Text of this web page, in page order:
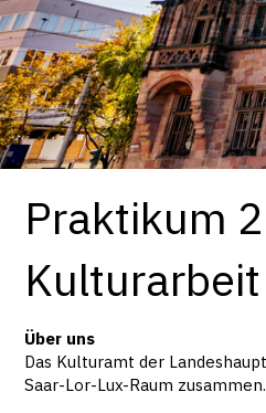
Praktikum
Kulturarbeit
Über uns
Das Kulturamt der
Saar-Lor-Lux-Raum